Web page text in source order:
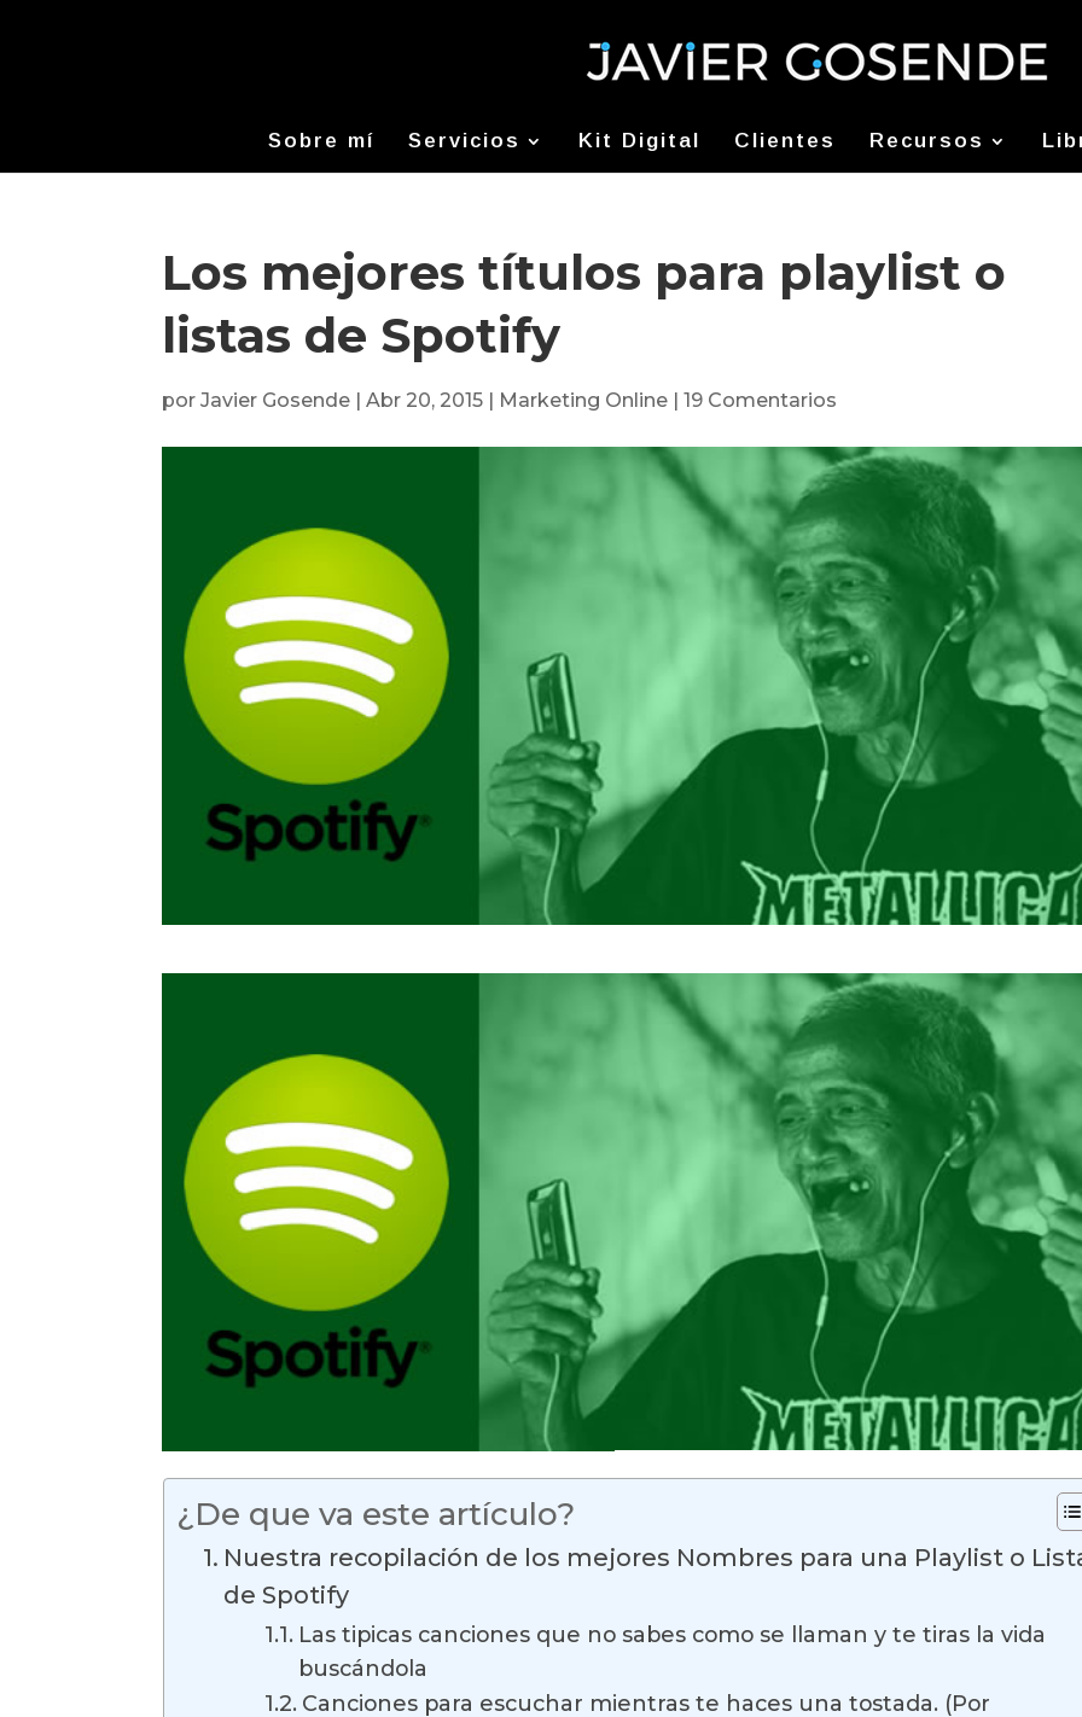
Sobre mí Servicios Kit Digital Clientes Recursos
Los mejores títulos para playlist o
listas de Spotify
porJavier Gosende |Abr 20, 2015 | Marketing Online |19 Comentarios
¿De que va este artículo?
Nuestra recopilación de los mejores Nombres para una Playlist o
de Spotify
Las tipicas canciones que no sabes como se llaman y te tiras la vida
buscándola
Canciones para escuchar mientras te haces una tostada. (Por